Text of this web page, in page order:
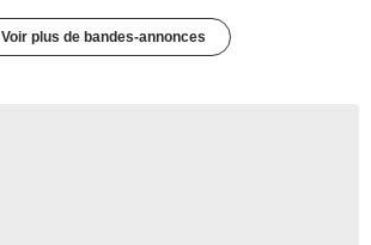
Voir plus de bandes-annonces